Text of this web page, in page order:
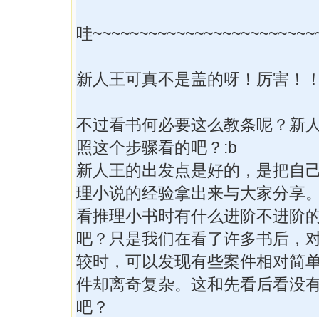
哇
新人王可真不是盖的呀！厉害！
不过看书何必要这么教条呢？新
照这个步骤看的吧？:b
新人王的出发点是好的，是把自
理小说的经验拿出来与大家分享
看推理小书时有什么进阶不进阶
吧？只是我们在看了许多书后，
较时，可以发现有些案件相对简
件却离奇复杂。这和先看后看没
吧？